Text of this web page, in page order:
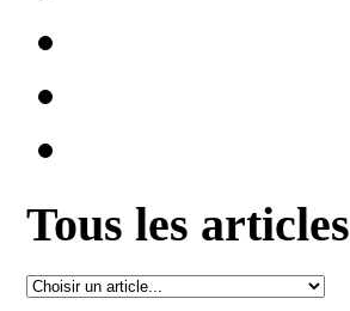
Tous les articles